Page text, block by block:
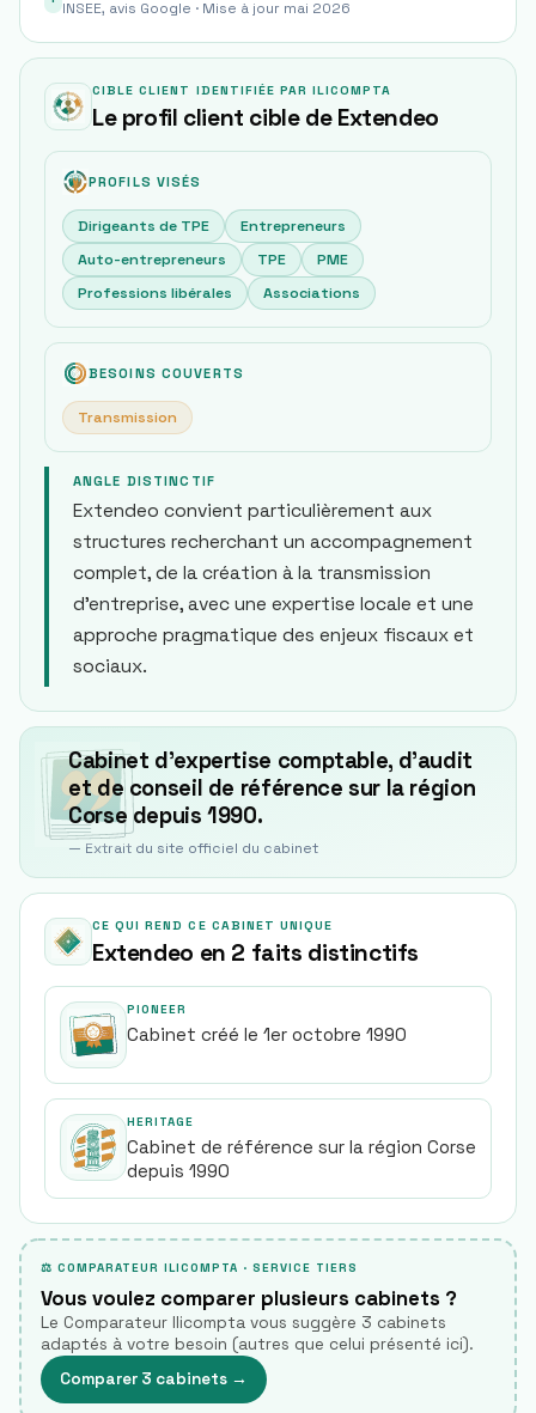
INSEE, avis Google · Mise à jour mai 2026
CIBLE CLIENT IDENTIFIÉE PAR ILICOMPTA
Le profil client cible de Extendeo
PROFILS VISÉS
Dirigeants de TPE
Entrepreneurs
Auto-entrepreneurs
TPE
PME
Professions libérales
Associations
BESOINS COUVERTS
Transmission
ANGLE DISTINCTIF
Extendeo convient particulièrement aux
structures recherchant un accompagnement
complet, de la création à la transmission
d’entreprise, avec une expertise locale et une
approche pragmatique des enjeux fiscaux et
sociaux.
Cabinet d’expertise comptable, d’audit
et de conseil de référence sur la région
Corse depuis 1990.
— Extrait du site officiel du cabinet
CE QUI REND CE CABINET UNIQUE
Extendeo en 2 faits distinctifs
PIONEER
Cabinet créé le 1er octobre 1990
HERITAGE
Cabinet de référence sur la région Corse
depuis 1990
⚖ COMPARATEUR ILICOMPTA · SERVICE TIERS
Vous voulez comparer plusieurs cabinets ?
Le Comparateur Ilicompta vous suggère 3 cabinets
adaptés à votre besoin (autres que celui présenté ici).
Comparer 3 cabinets →